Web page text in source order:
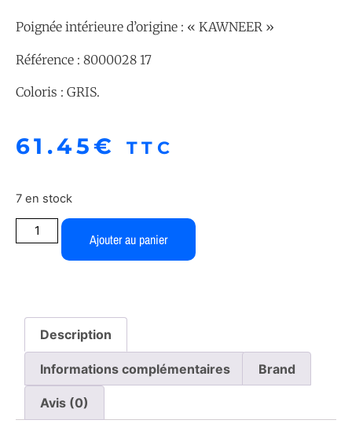
Poignée intérieure d’origine : « KAWNEER »
Référence : 8000028 17
Coloris : GRIS.
61.45€ TTC
7 en stock
Ajouter au panier
Description
Informations complémentaires Brand
Avis (0)